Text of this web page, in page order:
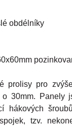
obdélníky
prolisy pro
30mm. Panely
hákových
tzv.